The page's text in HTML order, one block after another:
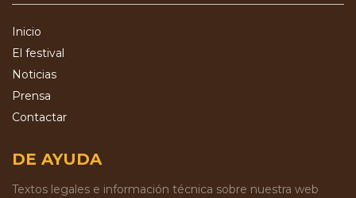
Inicio
El festival
Noticias
Prensa
Contactar
DE AYUDA
Textos legales e información técnica sobre nuestra web